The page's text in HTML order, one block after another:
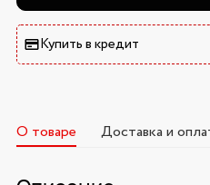
Купить в кредит
О товаре Доставка и